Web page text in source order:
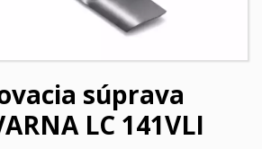
súprava
LC 141VLI